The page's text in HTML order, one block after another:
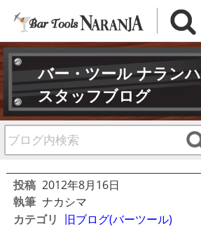
バー・ツール ナランハ
スタッフブログ
投稿 2012年8月16日
執筆 ナカシマ
カテゴリ 旧ブログ(バーツール)